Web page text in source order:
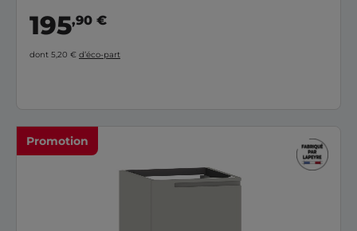
195,90 €
dont 5,20 € d’éco-part
Promotion